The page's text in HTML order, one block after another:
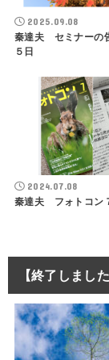
2025.09.08
秦達夫 セミナーの
５日
2024.07.08
秦達夫 フォトコン
【終了しまし